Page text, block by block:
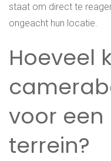
staat om direct te
ongeacht hun locatie.
Hoeveel
voor een
terrein?